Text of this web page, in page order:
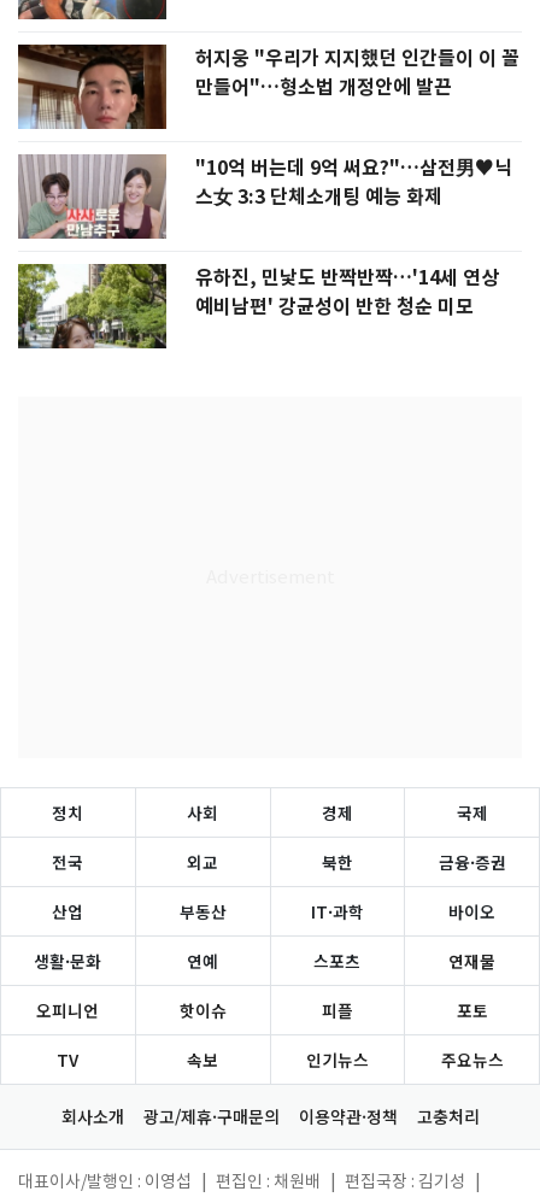
허지웅 "우리가 지지했던 인간들이 이 꼴
만들어"…형소법 개정안에 발끈
"10억 버는데 9억 써요?"…삼전男♥닉
스女 3:3 단체소개팅 예능 화제
유하진, 민낯도 반짝반짝…'14세 연상
예비남편' 강균성이 반한 청순 미모
정치 사회 경제 국제
전국 외교 북한 금융·증권
산업 부동산 IT·과학 바이오
생활·문화 연예 스포츠 연재물
오피니언 핫이슈 피플 포토
TV 속보 인기뉴스 주요뉴스
회사소개 광고/제휴·구매문의 이용약관·정책 고충처리
대표이사/발행인 : 이영섭 편집인 : 채원배 편집국장 : 김기성